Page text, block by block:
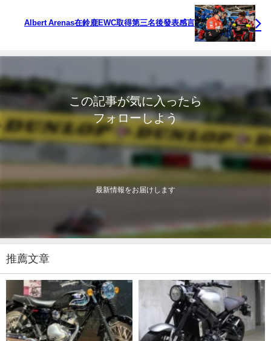
Albert Arenas在鈴鹿EWC取得第三名後發表感言
この記事が気に入ったら
フォローしよう
最新情報をお届けします
推薦文章